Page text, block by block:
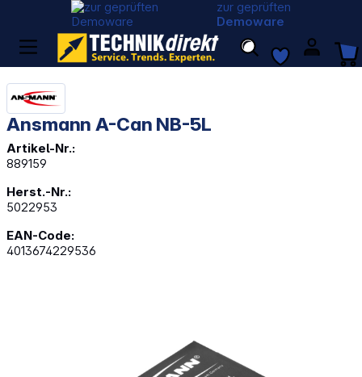
zur geprüften
Demoware
Ansmann A-Can NB-5L
Artikel-Nr.:
889159
Herst.-Nr.:
5022953
EAN-Code:
4013674229536